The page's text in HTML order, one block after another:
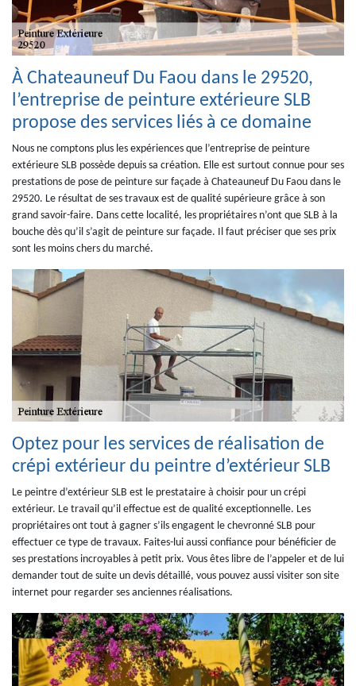
À Chateauneuf Du Faou dans le 29520,
l’entreprise de peinture extérieure SLB
propose des services liés à ce domaine
Nous ne comptons plus les expériences que l’entreprise de peinture
extérieure SLB possède depuis sa création. Elle est surtout connue pour ses
prestations de pose de peinture sur façade à Chateauneuf Du Faou dans le
29520. Le résultat de ses travaux est de qualité supérieure grâce à son
grand savoir-faire. Dans cette localité, les propriétaires n’ont que SLB à la
bouche dès qu’il s’agit de peinture sur façade. Il faut préciser que ses prix
sont les moins chers du marché.
Optez pour les services de réalisation de
crépi extérieur du peintre d’extérieur SLB
Le peintre d’extérieur SLB est le prestataire à choisir pour un crépi
extérieur. Le travail qu’il effectue est de qualité exceptionnelle. Les
propriétaires ont tout à gagner s’ils engagent le chevronné SLB pour
effectuer ce type de travaux. Faites-lui aussi confiance pour bénéficier de
ses prestations incroyables à petit prix. Vous êtes libre de l’appeler et de lui
demander tout de suite un devis détaillé, vous pouvez aussi visiter son site
internet pour regarder ses anciennes réalisations.